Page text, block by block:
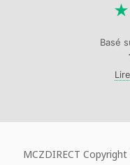
★
Basé
MCZDIRECT